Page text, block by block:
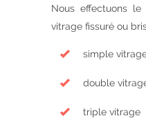
Nous effectuons
vitrage fissuré ou
simple
double
triple vitrage